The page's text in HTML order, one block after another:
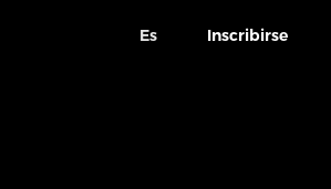
Es Inscribirse